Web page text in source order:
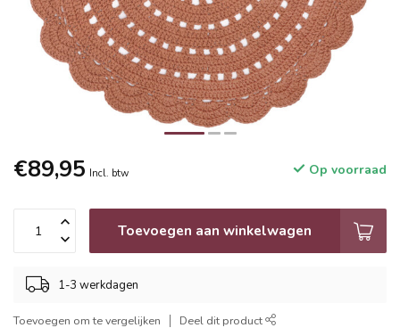
€89,95 Incl. btw Op voorraad
Toevoegen aan winkelwagen
1-3 werkdagen
Toevoegen om te vergelijken Deel dit product